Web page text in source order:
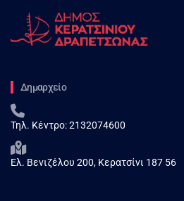
Δημαρχείο
Τηλ. Κέντρο:2132074600
Ελ. Βενιζέλου 200, Κερατσίνι 187 56